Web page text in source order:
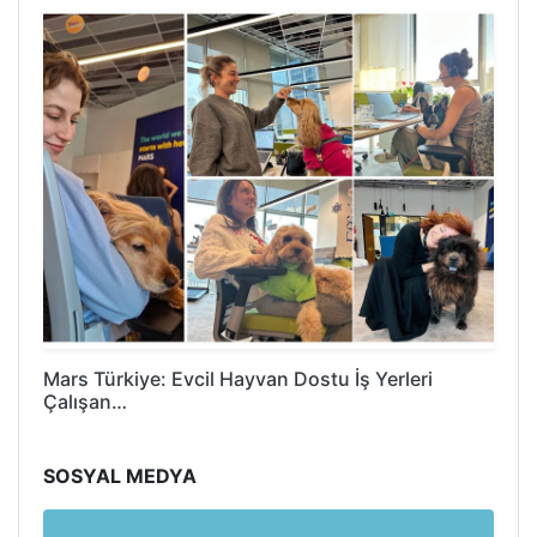
Mars Türkiye: Evcil Hayvan Dostu İş Yerleri
Çalışan…
SOSYAL MEDYA